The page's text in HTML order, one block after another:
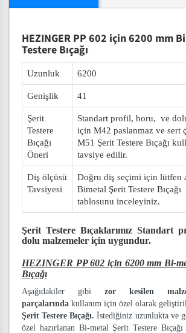
HEZINGER PP 602 için 6200 mm
Testere Bıçağı
Uzunluk 6200
Genişlik 41
Şerit
Testere
Bıçağı
Öneri
Standart profil, boru, ve
için M42 paslanmaz ve sert
M51 Şerit Testere Bıçağı
tavsiye edilir.
Diş ölçüsü
Tavsiyesi
Doğru diş seçimi için lütfen
Bimetal Şerit Testere
tablosunu inceleyiniz.
Şerit Testere Bıçaklarımız Standart
dolu malzemeler için uygundur.
HEZINGER PP 602 için 6200 mm Bi-
Bıçağı
Aşağıdakiler gibi zor kesilen
parçalarında kullanım için özel olarak
Şerit Testere Bıçağı.İstediğiniz uzunlukta ve
özel hazırlanan Bi-metal Şerit Testere